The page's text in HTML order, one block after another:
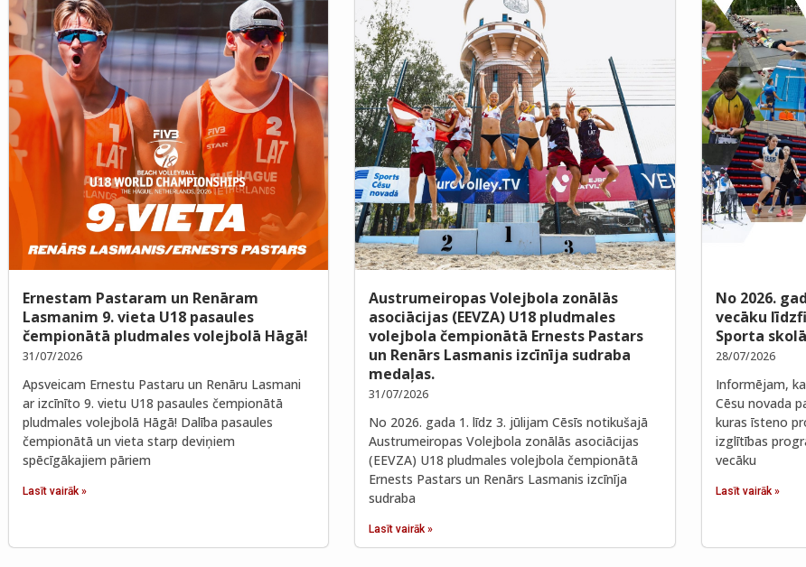
Ernestam Pastaram un Renāram
Lasmanim 9. vieta U18 pasaules
čempionātā pludmales volejbolā Hāgā!
31/07/2026
Apsveicam Ernestu Pastaru un Renāru Lasmani
ar izcīnīto 9. vietu U18 pasaules čempionātā
pludmales volejbolā Hāgā! Dalība pasaules
čempionātā un vieta starp deviņiem
spēcīgākajiem pāriem
Lasīt vairāk »
Austrumeiropas Volejbola zonālās
asociācijas (EEVZA) U18 pludmales
volejbola čempionātā Ernests Pastars
un Renārs Lasmanis izcīnīja sudraba
medaļas.
31/07/2026
No 2026. gada 1. līdz 3. jūlijam Cēsīs notikušajā
Austrumeiropas Volejbola zonālās asociācijas
(EEVZA) U18 pludmales volejbola čempionātā
Ernests Pastars un Renārs Lasmanis izcīnīja
sudraba
Lasīt vairāk »
No 2026.
vecāku
Sporta skolā
28/07/2026
Informējam,
Cēsu novada
kuras īsteno
izglītības
vecāku
Lasīt vairāk »